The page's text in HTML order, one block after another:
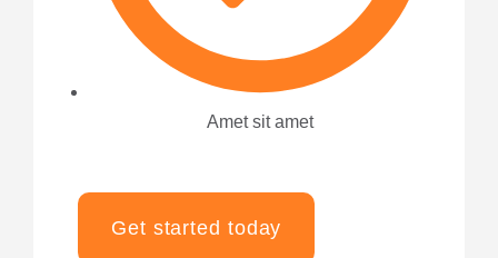
Amet sit amet
Get started today